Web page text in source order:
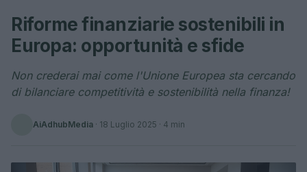
Cerca ⌕ ×
Riforme finanziarie sostenibili in
Europa: opportunità e sfide
Non crederai mai come l'Unione Europea sta cercando
di bilanciare competitività e sostenibilità nella finanza!
AiAdhubMedia · 18 Luglio 2025 · 4 min